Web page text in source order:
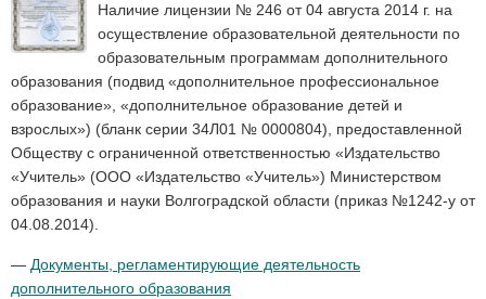
Наличие лицензии № 246 от 04 августа 2014 г. на
осуществление образовательной деятельности по
образовательным программам дополнительного
образования (подвид «дополнительное профессиональное
образование», «дополнительное образование детей и
взрослых») (бланк серии 34Л01 № 0000804), предоставленной
Обществу с ограниченной ответственностью «Издательство
«Учитель» (ООО «Издательство «Учитель») Министерством
образования и науки Волгоградской области (приказ №1242-у от
04.08.2014).
— Документы, регламентирующие деятельность
дополнительного образования